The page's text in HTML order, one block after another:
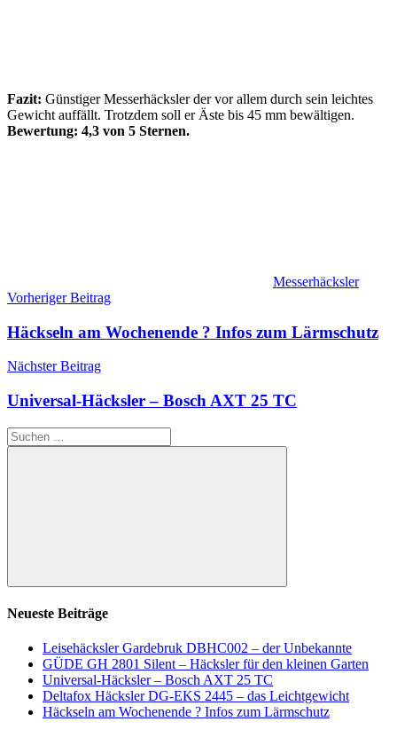
Fazit: Günstiger Messerhäcksler der vor allem durch sein leichtes
Gewicht auffällt. Trotzdem soll er Äste bis 45 mm bewältigen.
Bewertung: 4,3 von 5 Sternen.
Messerhäcksler
Beitragsnavigation
Vorheriger Beitrag
Häckseln am Wochenende ? Infos zum Lärmschutz
Nächster Beitrag
Universal-Häcksler – Bosch AXT 25 TC
Suchen
nach:
Suchen
Neueste Beiträge
Leisehäcksler Gardebruk DBHC002 – der Unbekannte
GÜDE GH 2801 Silent – Häcksler für den kleinen Garten
Universal-Häcksler – Bosch AXT 25 TC
Deltafox Häcksler DG-EKS 2445 – das Leichtgewicht
Häckseln am Wochenende ? Infos zum Lärmschutz